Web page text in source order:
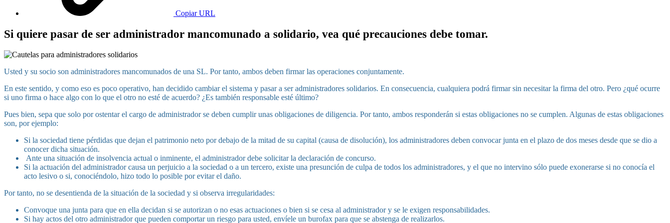
Copiar URL
Si quiere pasar de ser administrador mancomunado a solidario, vea qué precauciones debe tomar.
Usted y su socio son administradores mancomunados de una SL. Por tanto, ambos deben firmar las operaciones conjuntamente.
En este sentido, y como eso es poco operativo, han decidido cambiar el sistema y pasar a ser administradores solidarios. En consecuencia, cualquiera podrá firmar sin necesitar la firma del otro. Pero ¿qué ocurre
si uno firma o hace algo con lo que el otro no esté de acuerdo? ¿Es también responsable esté último?
Pues bien, sepa que solo por ostentar el cargo de administrador se deben cumplir unas obligaciones de diligencia. Por tanto, ambos responderán si estas obligaciones no se cumplen. Algunas de estas obligaciones
son, por ejemplo:
Si la sociedad tiene pérdidas que dejan el patrimonio neto por debajo de la mitad de su capital (causa de disolución), los administradores deben convocar junta en el plazo de dos meses desde que se dio a
conocer dicha situación.
Ante una situación de insolvencia actual o inminente, el administrador debe solicitar la declaración de concurso.
Si la actuación del administrador causa un perjuicio a la sociedad o a un tercero, existe una presunción de culpa de todos los administradores, y el que no intervino sólo puede exonerarse si no conocía el
acto lesivo o si, conociéndolo, hizo todo lo posible por evitar el daño.
Por tanto, no se desentienda de la situación de la sociedad y si observa irregularidades:
Convoque una junta para que en ella decidan si se autorizan o no esas actuaciones o bien si se cesa al administrador y se le exigen responsabilidades.
Si hay actos del otro administrador que pueden comportar un riesgo para usted, envíele un burofax para que se abstenga de realizarlos.